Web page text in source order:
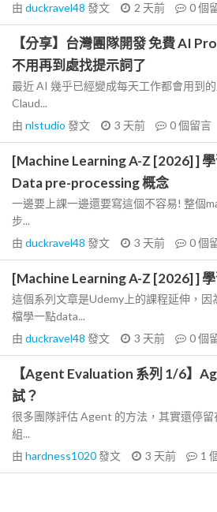
由 duckravel48 發文 2 天前 0個
【分享】台灣團隊開發 免費 AI
不用再到處找提示詞了
最近 AI 幾乎已經變成每天工作都會用到
Claud...
由 nlstudio 發文 3 天前 0個留言
[Machine Learning A-Z [2026] ]
Data pre-processing 概念
一邊要上課一邊還要寫這個不容易! 整個
步...
由 duckravel48 發文 3 天前 0個
[Machine Learning A-Z [2026] ]
這個系列文章是Udemy上的課程延伸，因
檔學一點data...
由 duckravel48 發文 3 天前 0個
【Agent Evaluation 系列 1/6】
試？
很多團隊評估 Agent 的方法，其實還停
組...
由 hardness1020發文 3 天前 1